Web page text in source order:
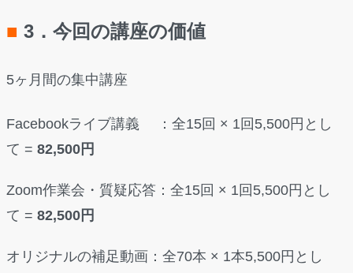
■ 3．今回の講座の価値
5ヶ月間の集中講座
Facebookライブ講義 ：全15回 × 1回5,500円とし
て = 82,500円
Zoom作業会・質疑応答：全15回 × 1回5,500円とし
て = 82,500円
オリジナルの補足動画：全70本 × 1本5,500円とし